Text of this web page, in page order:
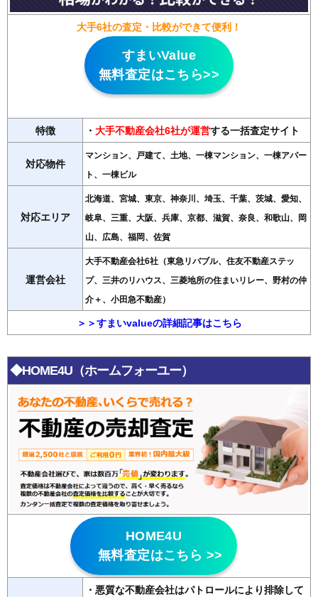
大手6社の査定・比較ができて便利！
すまいValue
無料査定はこちら>>
特徴 ・ 大手不動産会社6社が運営する一括査定サイト
対応物件
マンション、戸建て、土地、一棟マンション、一棟アパー
ト、一棟ビル
対応エリア
北海道、宮城、東京、神奈川、埼玉、千葉、茨城、愛知、
岐阜、三重、大阪、兵庫、京都、滋賀、奈良、和歌山、岡
山、広島、福岡、佐賀
運営会社
大手不動産会社6社（東急リバブル、住友不動産ステッ
プ、三井のリハウス、三菱地所の住まいリレー、野村の仲
介＋、小田急不動産）
＞＞すまいvalueの詳細記事はこちら
◆HOME4U（ホームフォーユー）
HOME4U
無料査定はこちら >>
・悪質な不動産会社はパトロールにより排除して